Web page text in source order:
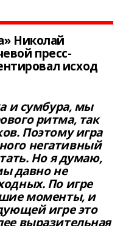
Николай
пресс-
исход
и сумбура, мы
ритма, так
Поэтому игра
негативный
Но я думаю,
давно не
По игре
моменты, и
игре это
выразительная